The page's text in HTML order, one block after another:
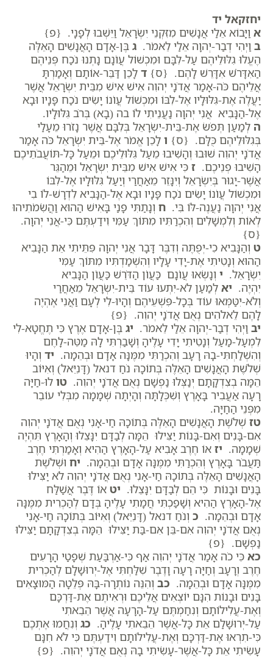
יחזקאל יד
א וַיָּבוֹא אֵלַי אֲנָשִׁים מִזִּקְנֵי יִשְׂרָאֵל וַיֵּשְׁבוּ לְפָנָי. {פ}
ב וַיְהִי דְבַר-יְהוָה אֵלַי לֵאמֹר. ג בֶּן-אָדָם הָאֲנָשִׁים הָאֵלֶּה
הֶעֱלוּ גִלּוּלֵיהֶם עַל-לִבָּם וּמִכְשׁוֹל עֲו‍ֹנָם נָתְנוּ נֹכַח פְּנֵיהֶם
הַאִדָּרֹשׁ אִדָּרֵשׁ לָהֶם. {ס} ד לָכֵן דַּבֵּר-אוֹתָם וְאָמַרְתָּ
אֲלֵיהֶם כֹּה-אָמַר אֲדֹנָי יְהוִה אִישׁ אִישׁ מִבֵּית יִשְׂרָאֵל אֲשֶׁר
יַעֲלֶה אֶת-גִּלּוּלָיו אֶל-לִבּוֹ וּמִכְשׁוֹל עֲו‍ֹנוֹ יָשִׂים נֹכַח פָּנָיו וּבָא
אֶל-הַנָּבִיא אֲנִי יְהוָה נַעֲנֵיתִי לוֹ בה (בָא) בְּרֹב גִּלּוּלָיו.
ה לְמַעַן תְּפֹשׂ אֶת-בֵּית-יִשְׂרָאֵל בְּלִבָּם אֲשֶׁר נָזֹרוּ מֵעָלַי
בְּגִלּוּלֵיהֶם כֻּלָּם. {ס} ו לָכֵן אֱמֹר אֶל-בֵּית יִשְׂרָאֵל כֹּה אָמַר
אֲדֹנָי יְהוִה שׁוּבוּ וְהָשִׁיבוּ מֵעַל גִּלּוּלֵיכֶם וּמֵעַל כָּל-תּוֹעֲבֹתֵיכֶם
הָשִׁיבוּ פְנֵיכֶם. ז כִּי אִישׁ אִישׁ מִבֵּית יִשְׂרָאֵל וּמֵהַגֵּר
אֲשֶׁר-יָגוּר בְּיִשְׂרָאֵל וְיִנָּזֵר מֵאַחֲרַי וְיַעַל גִּלּוּלָיו אֶל-לִבּוֹ
וּמִכְשׁוֹל עֲו‍ֹנוֹ יָשִׂים נֹכַח פָּנָיו וּבָא אֶל-הַנָּבִיא לִדְרָשׁ-לוֹ בִי
אֲנִי יְהוָה נַעֲנֶה-לּוֹ בִּי. ח וְנָתַתִּי פָנַי בָּאִישׁ הַהוּא וַהֲשִׂמֹתִיהוּ
לְאוֹת וְלִמְשָׁלִים וְהִכְרַתִּיו מִתּוֹךְ עַמִּי וִידַעְתֶּם כִּי-אֲנִי יְהוָה.
{ס}
ט וְהַנָּבִיא כִי-יְפֻתֶּה וְדִבֶּר דָּבָר אֲנִי יְהוָה פִּתֵּיתִי אֵת הַנָּבִיא
הַהוּא וְנָטִיתִי אֶת-יָדִי עָלָיו וְהִשְׁמַדְתִּיו מִתּוֹךְ עַמִּי
יִשְׂרָאֵל. י וְנָשְׂאוּ עֲו‍ֹנָם כַּעֲו‍ֹן הַדֹּרֵשׁ כַּעֲו‍ֹן הַנָּבִיא
יִהְיֶה. יא לְמַעַן לֹא-יִתְעוּ עוֹד בֵּית-יִשְׂרָאֵל מֵאַחֲרַי
וְלֹא-יִטַּמְּאוּ עוֹד בְּכָל-פִּשְׁעֵיהֶם וְהָיוּ-לִי לְעָם וַאֲנִי אֶהְיֶה
לָהֶם לֵאלֹהִים נְאֻם אֲדֹנָי יְהוִה. {פ}
יב וַיְהִי דְבַר-יְהוָה אֵלַי לֵאמֹר. יג בֶּן-אָדָם אֶרֶץ כִּי תֶחֱטָא-לִי
לִמְעָל-מַעַל וְנָטִיתִי יָדִי עָלֶיהָ וְשָׁבַרְתִּי לָהּ מַטֵּה-לָחֶם
וְהִשְׁלַחְתִּי-בָהּ רָעָב וְהִכְרַתִּי מִמֶּנָּה אָדָם וּבְהֵמָה. יד וְהָיוּ
שְׁלֹשֶׁת הָאֲנָשִׁים הָאֵלֶּה בְּתוֹכָהּ נֹחַ דנאל (דָּנִיֵּאל) וְאִיּוֹב
הֵמָּה בְצִדְקָתָם יְנַצְּלוּ נַפְשָׁם נְאֻם אֲדֹנָי יְהוִה. טו לוּ-חַיָּה
רָעָה אַעֲבִיר בָּאָרֶץ וְשִׁכְּלָתָּה וְהָיְתָה שְׁמָמָה מִבְּלִי עוֹבֵר
מִפְּנֵי הַחַיָּה.
טז שְׁלֹשֶׁת הָאֲנָשִׁים הָאֵלֶּה בְּתוֹכָהּ חַי-אָנִי נְאֻם אֲדֹנָי יְהוִה
אִם-בָּנִים וְאִם-בָּנוֹת יַצִּילוּ הֵמָּה לְבַדָּם יִנָּצֵלוּ וְהָאָרֶץ תִּהְיֶה
שְׁמָמָה. יז אוֹ חֶרֶב אָבִיא עַל-הָאָרֶץ הַהִיא וְאָמַרְתִּי חֶרֶב
תַּעֲבֹר בָּאָרֶץ וְהִכְרַתִּי מִמֶּנָּה אָדָם וּבְהֵמָה. יח וּשְׁלֹשֶׁת
הָאֲנָשִׁים הָאֵלֶּה בְּתוֹכָהּ חַי-אָנִי נְאֻם אֲדֹנָי יְהוִה לֹא יַצִּילוּ
בָּנִים וּבָנוֹת כִּי הֵם לְבַדָּם יִנָּצֵלוּ. יט אוֹ דֶּבֶר אֲשַׁלַּח
אֶל-הָאָרֶץ הַהִיא וְשָׁפַכְתִּי חֲמָתִי עָלֶיהָ בְּדָם לְהַכְרִית מִמֶּנָּה
אָדָם וּבְהֵמָה. כ וְנֹחַ דנאל (דָּנִיֵּאל) וְאִיּוֹב בְּתוֹכָהּ חַי-אָנִי
נְאֻם אֲדֹנָי יְהוִה אִם-בֵּן אִם-בַּת יַצִּילוּ הֵמָּה בְצִדְקָתָם יַצִּילוּ
נַפְשָׁם. {פ}
כא כִּי כֹה אָמַר אֲדֹנָי יְהוִה אַף כִּי-אַרְבַּעַת שְׁפָטַי הָרָעִים
חֶרֶב וְרָעָב וְחַיָּה רָעָה וָדֶבֶר שִׁלַּחְתִּי אֶל-יְרוּשָׁלִָם לְהַכְרִית
מִמֶּנָּה אָדָם וּבְהֵמָה. כב וְהִנֵּה נוֹתְרָה-בָּהּ פְּלֵטָה הַמּוּצָאִים
בָּנִים וּבָנוֹת הִנָּם יוֹצְאִים אֲלֵיכֶם וּרְאִיתֶם אֶת-דַּרְכָּם
וְאֶת-עֲלִילוֹתָם וְנִחַמְתֶּם עַל-הָרָעָה אֲשֶׁר הֵבֵאתִי
עַל-יְרוּשָׁלִַם אֵת כָּל-אֲשֶׁר הֵבֵאתִי עָלֶיהָ. כג וְנִחֲמוּ אֶתְכֶם
כִּי-תִרְאוּ אֶת-דַּרְכָּם וְאֶת-עֲלִילוֹתָם וִידַעְתֶּם כִּי לֹא חִנָּם
עָשִׂיתִי אֵת כָּל-אֲשֶׁר-עָשִׂיתִי בָהּ נְאֻם אֲדֹנָי יְהוִה. {פ}